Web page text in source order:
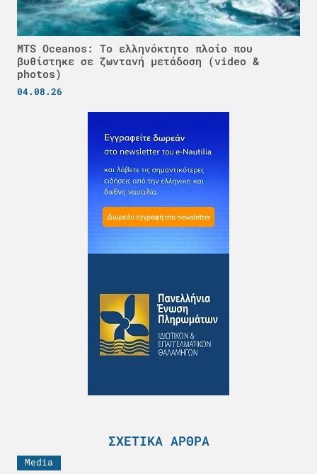
MTS Oceanos: Το ελληνόκτητο πλοίο που
βυθίστηκε σε ζωντανή μετάδοση (video &
photos)
04.08.26
ΣΧΕΤΙΚΆ ΆΡΘΡΑ
Media